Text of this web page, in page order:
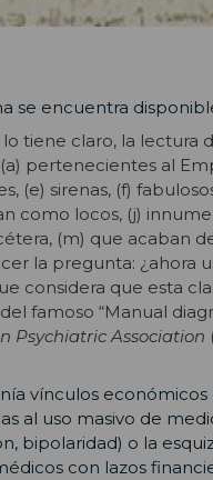
se encuentra
tiene claro, la lectura
pertenecientes al
(e) sirenas, (f)
como locos, (j)
(m) que acaban
la pregunta: ¿ahora
considera que esta
famoso “Manual
Psychiatric Association
vínculos
al uso masivo de
bipolaridad) o la
con lazos